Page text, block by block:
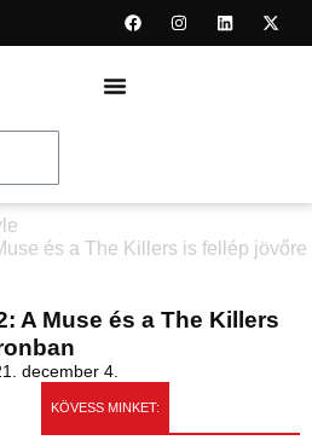
és a The Killers is fellép jövőre
A Muse és a The Killers
december 4.
KÖVESS MINKET: